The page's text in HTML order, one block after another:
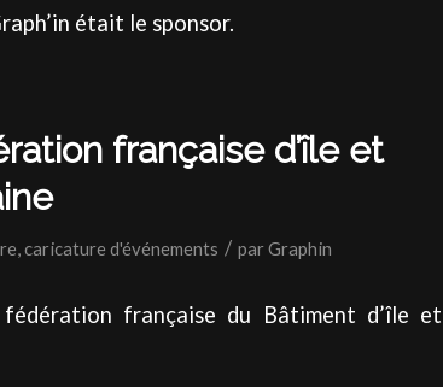
était le sponsor.
française d’île et
,caricature d'événements / parGraphin
française du Bâtiment d’île et